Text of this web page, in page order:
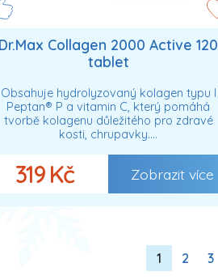
Dr.Max Collagen 2000 Active 120
tablet
Obsahuje hydrolyzovaný kolagen typu I
Peptan® P a vitamin C, který pomáhá
tvorbě kolagenu důležitého pro zdravé
kosti, chrupavky.…
319 Kč Zobrazit více
1 2 3